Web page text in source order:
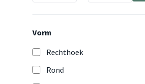
Vorm
Rechthoek
Rond